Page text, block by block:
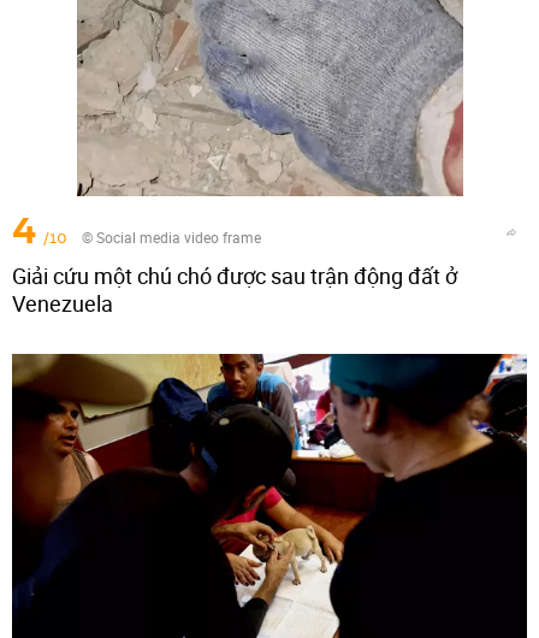
4 /10 © Social media video frame
Giải cứu một chú chó được sau trận động đất ở
Venezuela